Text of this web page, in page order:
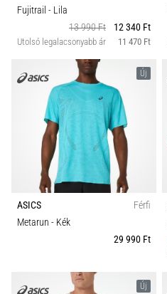
Fujitrail - Lila
13 990 Ft
12 340 Ft
Utolsó legalacsonyabb ár 11 470 Ft
Új
ASICS
Férfi
Metarun - Kék
29 990 Ft
Új